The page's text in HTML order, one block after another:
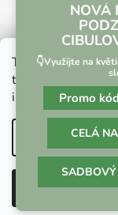
Tento web
tohoto webu
informacízde.
Lehký
kyselou
Vrácení
Copyright
NOVÁ
👇Využijte na
Promo
CELÁ
SADBOVÝ